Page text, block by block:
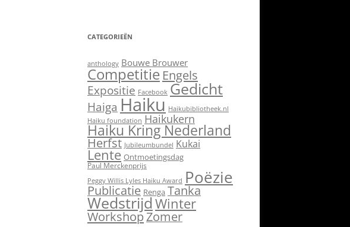
CATEGORIEËN
anthology Bouwe Brouwer
Competitie Engels
Expositie Facebook Gedicht
Haiga Haiku Haikubibliotheek.nl
Haiku foundation Haikukern
Haiku Kring Nederland
Herfst Jubileumbundel Kukai
Lente Ontmoetingsdag
Paul Merckenprijs
Peggy Willis Lyles Haiku Award Poëzie
Publicatie Renga Tanka
WedstrijdWinter
WorkshopZomer